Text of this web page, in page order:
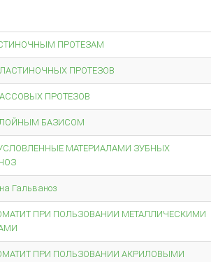
ПРОТЕЗАМ
ПРОТЕЗОВ
ПРОТЕЗОВ
БАЗИСОМ
МАТЕРИАЛАМИ ЗУБНЫХ
Гальваноз
ПРИ ПОЛЬЗОВАНИИ МЕТАЛЛИЧЕСКИМИ
ПРИ ПОЛЬЗОВАНИИ АКРИЛОВЫМИ